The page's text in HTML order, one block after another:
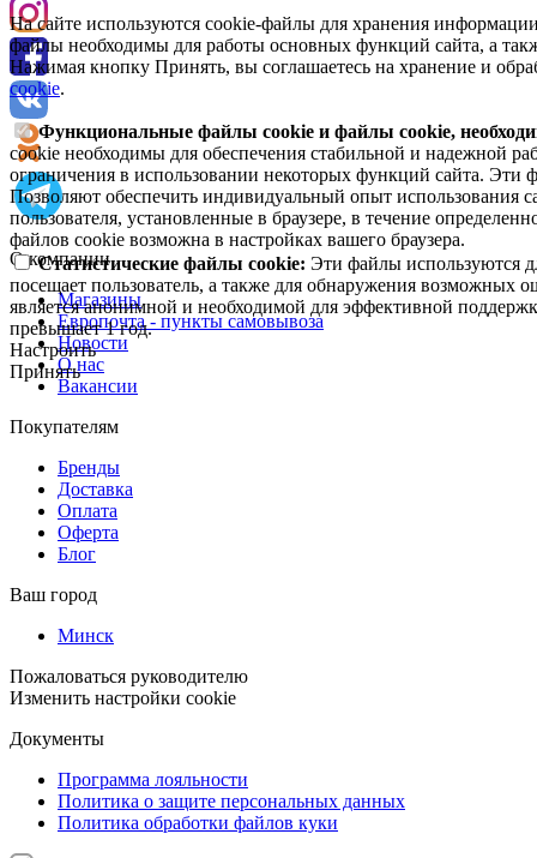
На сайте используются cookie-файлы для хранения
файлы необходимы для работы основных функций сайта, а
Нажимая кнопку Принять, вы соглашаетесь на хранение и
cookie.
Функциональные файлы cookie и файлы cookie,
cookie необходимы для обеспечения стабильной и надежной
ограничения в использовании некоторых функций сайта. Эти
Позволяют обеспечить индивидуальный опыт использования
пользователя, установленные в браузере, в течение
файлов cookie возможна в настройках вашего браузера.
Статистические файлы cookie: Эти файлы используются
посещает пользователь, а также для обнаружения возможных
является анонимной и необходимой для эффективной
превышает 1 год.
Настроить
Принять
О компании
Магазины
Европочта - пункты самовывоза
Новости
О нас
Вакансии
Покупателям
Бренды
Доставка
Оплата
Оферта
Блог
Ваш город
Минск
Пожаловаться руководителю
Изменить настройки cookie
Документы
Программа лояльности
Политика о защите персональных данных
Политика обработки файлов куки